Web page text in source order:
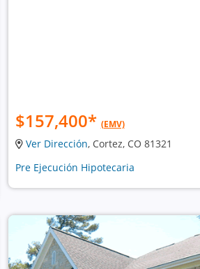
$157,400* (EMV)
Ver Dirección, Cortez, CO 81321
Pre Ejecución Hipotecaria